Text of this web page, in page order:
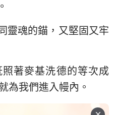
靈魂的錨，又堅固又牢
照著麥基洗德的等次成
為我們進入幔內。